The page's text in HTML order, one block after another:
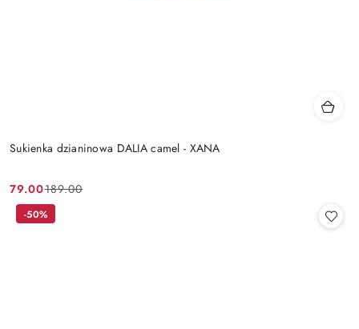
Sukienka dzianinowa DALIA camel - XANA
Cena
promocyjna:
79.00
Cena
przed
189.00
-50%